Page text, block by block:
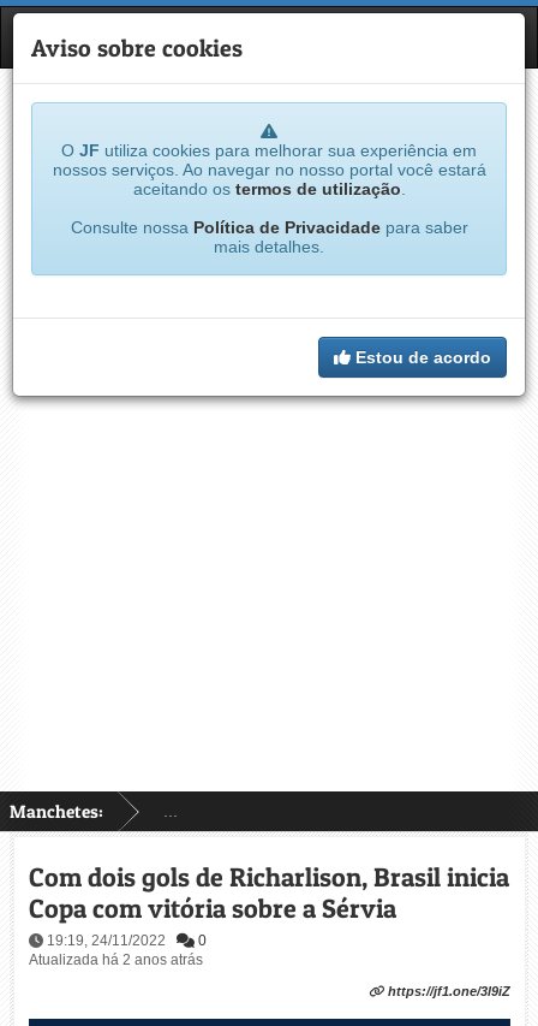
JF
Manchetes:
Aviso sobre cookies
O JF utiliza cookies para melhorar sua experiência em
nossos serviços. Ao navegar no nosso portal você estará
aceitando os termos de utilização
Consulte nossa Política de Privacidadepara saber
mais detalhes.
Estou de acordo
Com dois gols de Richarlison, Brasil inicia
Copa com vitória sobre a Sérvia
19:19, 24/11/2022
0
Atualizada há 2 anos atrás
https://jf1.one/3l9iZ